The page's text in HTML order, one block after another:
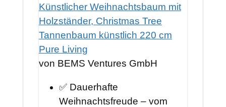
Künstlicher Weihnachtsbaum mit
Holzständer, Christmas Tree
Tannenbaum künstlich 220 cm
Pure Living
von BEMS Ventures GmbH
✅ Dauerhafte
Weihnachtsfreude – vom